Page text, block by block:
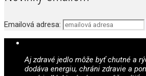
Emailová adresa:
Aj zdravé jedlo môže byť chutné a
dodáva energiu, chráni zdravie a